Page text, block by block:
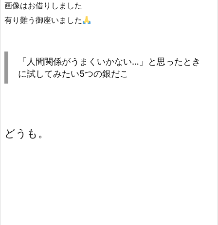
画像はお借りしました
有り難う御座いました
「人間関係がうまくいかない…」と思ったとき
に試してみたい5つの銀だこ
どうも。